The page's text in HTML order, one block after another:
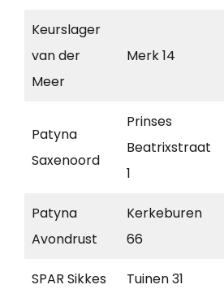
Keurslager
van der
Meer
Merk 14
Patyna
Saxenoord
Prinses
Beatrixstraat
1
Patyna
Avondrust
Kerkeburen
66
SPAR Sikkes Tuinen 31